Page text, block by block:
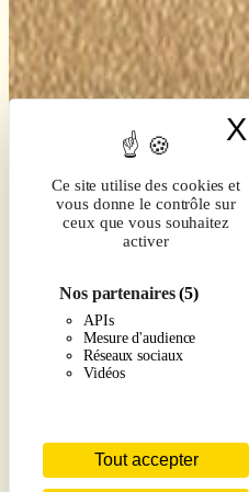
Ce site utilise des cookies et
vous donne le contrôle sur
ceux que vous souhaitez
activer
Nos partenaires(5)
APIs
Mesure d'audience
Réseaux sociaux
Vidéos
Tout accepter
X
Boutique-
en